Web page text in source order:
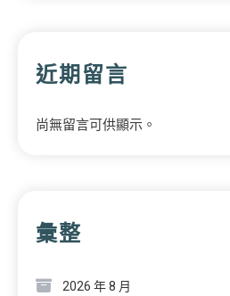
近期留言
尚無留言可供顯示。
彙整
2026 年 8 月